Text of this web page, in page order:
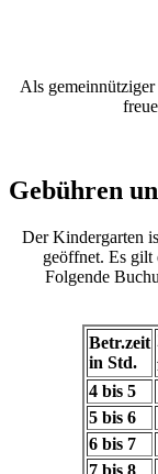
Als
Gebühren
Der Kindergarten
geöffnet. Es
Folgende
Betr.zeit
in Std.
4 bis 5
5 bis 6
6 bis 7
7 bis 8